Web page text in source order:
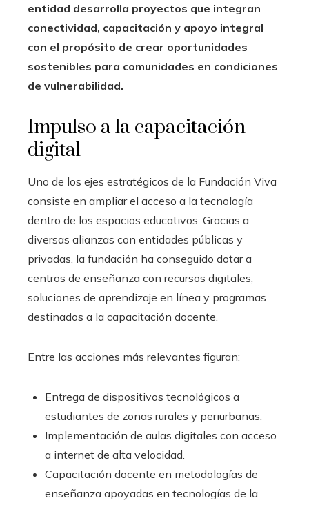
entidad desarrolla proyectos que integran
conectividad, capacitación y apoyo integral
con el propósito de crear oportunidades
sostenibles para comunidades en condiciones
de vulnerabilidad.
Impulso a la capacitación
digital
Uno de los ejes estratégicos de la Fundación Viva
consiste en ampliar el acceso a la tecnología
dentro de los espacios educativos. Gracias a
diversas alianzas con entidades públicas y
privadas, la fundación ha conseguido dotar a
centros de enseñanza con recursos digitales,
soluciones de aprendizaje en línea y programas
destinados a la capacitación docente.
Entre las acciones más relevantes figuran:
Entrega de dispositivos tecnológicos a
estudiantes de zonas rurales y periurbanas.
Implementación de aulas digitales con acceso
a internet de alta velocidad.
Capacitación docente en metodologías de
enseñanza apoyadas en tecnologías de la